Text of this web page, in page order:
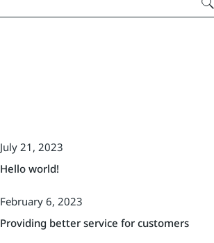
July 21, 2023
Hello world!
February 6, 2023
Providing better service for customers